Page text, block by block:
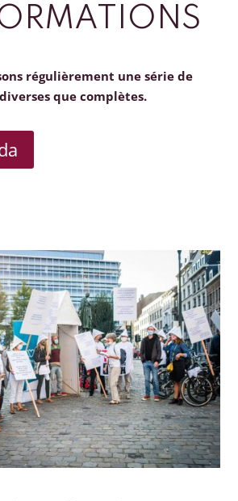
régulièrement une série de
que complètes.